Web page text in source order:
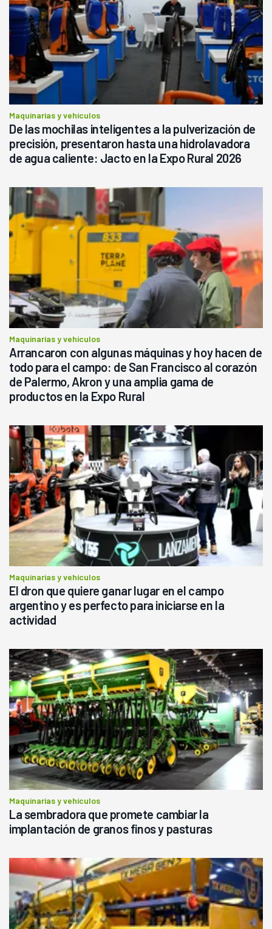
Maquinarias y vehículos
De las mochilas inteligentes a la pulverización de
precisión, presentaron hasta una hidrolavadora
de agua caliente: Jacto en la Expo Rural 2026
Maquinarias y vehículos
Arrancaron con algunas máquinas y hoy hacen de
todo para el campo: de San Francisco al corazón
de Palermo, Akron y una amplia gama de
productos en la Expo Rural
Maquinarias y vehículos
El dron que quiere ganar lugar en el campo
argentino y es perfecto para iniciarse en la
actividad
Maquinarias y vehículos
La sembradora que promete cambiar la
implantación de granos finos y pasturas